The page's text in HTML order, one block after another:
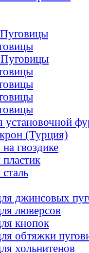
установочной
(Турция)
на гвоздике
пластик
джинсовых
люверсов
кнопок
обтяжки
хольнитенов